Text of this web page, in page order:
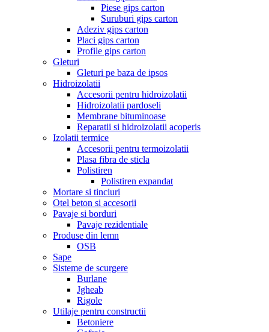
Piese gips carton
Suruburi gips carton
Adeziv gips carton
Placi gips carton
Profile gips carton
Gleturi
Gleturi pe baza de ipsos
Hidroizolatii
Accesorii pentru hidroizolatii
Hidroizolatii pardoseli
Membrane bituminoase
Reparatii si hidroizolatii acoperis
Izolatii termice
Accesorii pentru termoizolatii
Plasa fibra de sticla
Polistiren
Polistiren expandat
Mortare si tinciuri
Otel beton si accesorii
Pavaje si borduri
Pavaje rezidentiale
Produse din lemn
OSB
Sape
Sisteme de scurgere
Burlane
Jgheab
Rigole
Utilaje pentru constructii
Betoniere